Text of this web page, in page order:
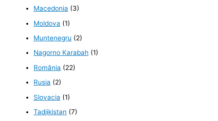
Macedonia (3)
Moldova (1)
Muntenegru (2)
Nagorno Karabah (1)
România (22)
Rusia (2)
Slovacia (1)
Tadjikistan (7)